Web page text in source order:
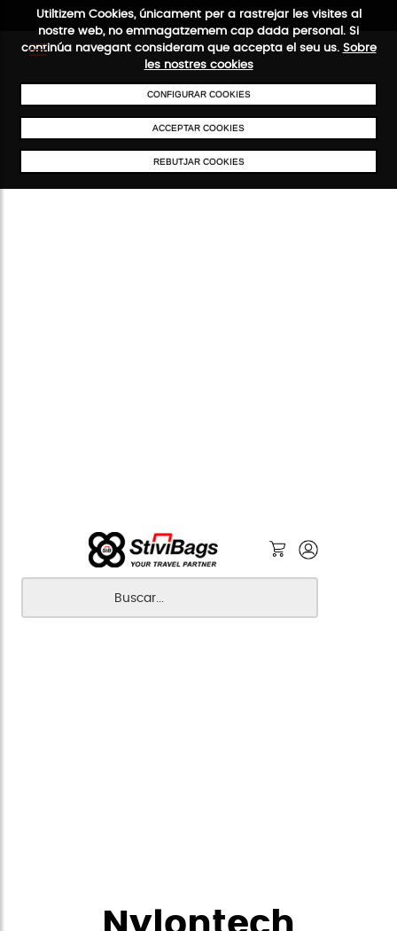
Utiltizem Cookies, únicament per a rastrejar les visites al
nostre web, no emmagatzemem cap dada personal. Si
continúa navegant consideram que accepta el seu us. Sobre
les nostres cookies
CONFIGURAR COOKIES
ACCEPTAR COOKIES
REBUTJAR COOKIES
ENVIAMENTS GRATUÏTS A PARTIR DE 50 €